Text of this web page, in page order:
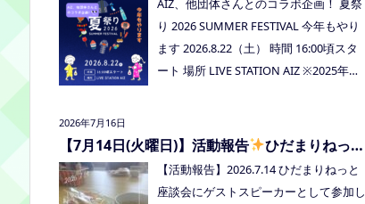
しゃべりしましょう！ 日時：8月29日
者、うえまつフリースクールの保護者と
お子さま(10組程度） ※お子さまお一人
での参加はできません。必ず保護者の方
AIZ、他団体さんとのコラボ企画！ 夏祭
り 2026 SUMMER FESTIVAL 今年もやり
ます 2026.8.22（土） 時間 16:00頃スタ
ート 場所 LIVE STATION AIZ ※2025年の
2026年7月16日
【7月14日(火曜日)】活動報告
ひだまりねっと
座談会に参加しました【活動報告】2026.7.14 ひだまりねっと
座談会にゲストスピーカーとして参加し